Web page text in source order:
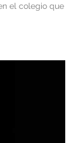
el colegio que